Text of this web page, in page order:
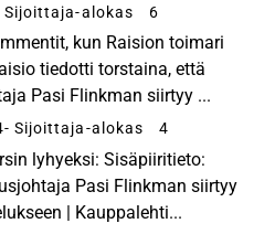
Sijoittaja-alokas 6
kun Raision toimari
tiedotti torstaina, että
Pasi Flinkman siirtyy ...
- Sijoittaja-alokas 4
lyhyeksi: Sisäpiiritieto:
Pasi Flinkman siirtyy
| Kauppalehti...